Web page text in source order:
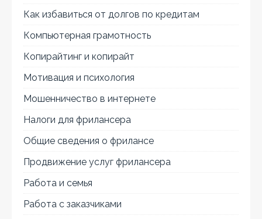
Как избавиться от долгов по кредитам
Компьютерная грамотность
Копирайтинг и копирайт
Мотивация и психология
Мошенничество в интернете
Налоги для фрилансера
Общие сведения о фрилансе
Продвижение услуг фрилансера
Работа и семья
Работа с заказчиками